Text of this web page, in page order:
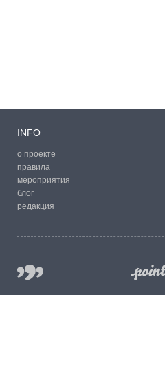
INFO
о проекте
правила
мероприятия
блог
редакция